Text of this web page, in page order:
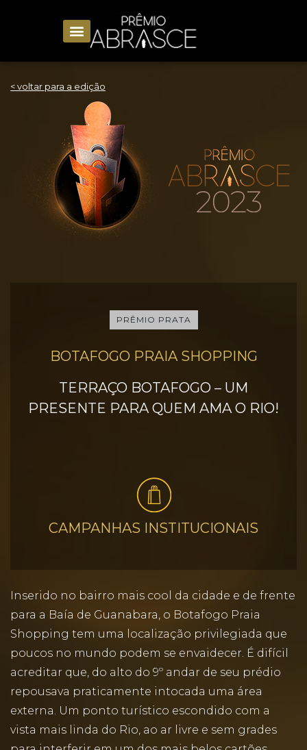
< voltar para a edição
PRÊMIO PRATA
BOTAFOGO PRAIA SHOPPING
TERRAÇO BOTAFOGO – UM
PRESENTE PARA QUEM AMA O RIO!
CAMPANHAS INSTITUCIONAIS
Inserido no bairro mais cool da cidade e de frente
para a Baía de Guanabara, o Botafogo Praia
Shopping tem uma localização privilegiada que
poucos no mundo podem se envaidecer. É difícil
acreditar que, do alto do 9º andar de seu prédio
repousava praticamente intocada uma área
externa. Um ponto turístico escondido com a
vista mais linda do Rio, ao ar livre e sem grades